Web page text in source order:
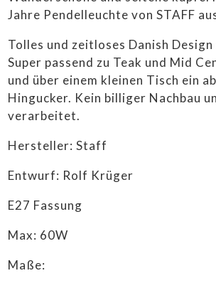
IMPRESSUM
Jahre Pendelleuchte von STAFF
Tolles und zeitloses Danish Design
Super passend zu Teak und Mid
und über einem kleinen Tisch ein
Hingucker. Kein billiger Nachbau
verarbeitet.
Hersteller: Staff
Entwurf: Rolf Krüger
E27 Fassung
Max: 60W
Maße: